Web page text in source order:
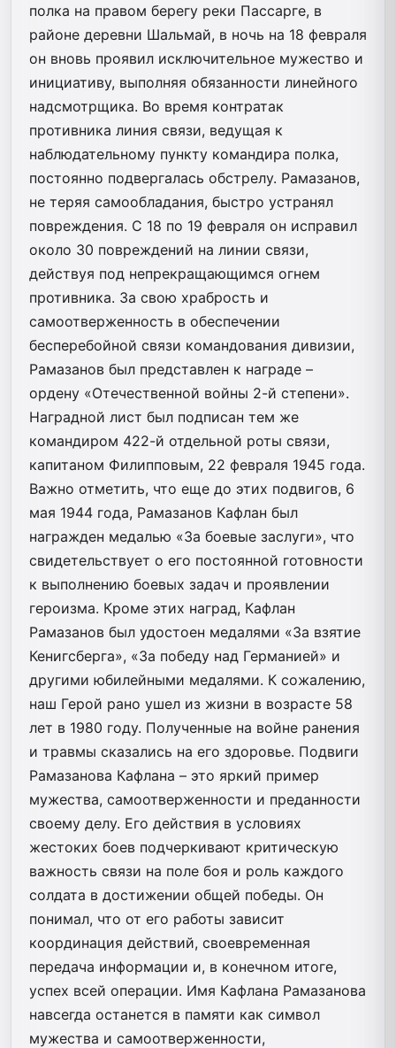
полка на правом берегу реки Пассарге, в
районе деревни Шальмай, в ночь на 18 февраля
он вновь проявил исключительное мужество и
инициативу, выполняя обязанности линейного
надсмотрщика. Во время контратак
противника линия связи, ведущая к
наблюдательному пункту командира полка,
постоянно подвергалась обстрелу. Рамазанов,
не теряя самообладания, быстро устранял
повреждения. С 18 по 19 февраля он исправил
около 30 повреждений на линии связи,
действуя под непрекращающимся огнем
противника. За свою храбрость и
самоотверженность в обеспечении
бесперебойной связи командования дивизии,
Рамазанов был представлен к награде –
ордену «Отечественной войны 2-й степени».
Наградной лист был подписан тем же
командиром 422-й отдельной роты связи,
капитаном Филипповым, 22 февраля 1945 года.
Важно отметить, что еще до этих подвигов, 6
мая 1944 года, Рамазанов Кафлан был
награжден медалью «За боевые заслуги», что
свидетельствует о его постоянной готовности
к выполнению боевых задач и проявлении
героизма. Кроме этих наград, Кафлан
Рамазанов был удостоен медалями «За взятие
Кенигсберга», «За победу над Германией» и
другими юбилейными медалями. К сожалению,
наш Герой рано ушел из жизни в возрасте 58
лет в 1980 году. Полученные на войне ранения
и травмы сказались на его здоровье. Подвиги
Рамазанова Кафлана – это яркий пример
мужества, самоотверженности и преданности
своему делу. Его действия в условиях
жестоких боев подчеркивают критическую
важность связи на поле боя и роль каждого
солдата в достижении общей победы. Он
понимал, что от его работы зависит
координация действий, своевременная
передача информации и, в конечном итоге,
успех всей операции. Имя Кафлана Рамазанова
навсегда останется в памяти как символ
мужества и самоотверженности,